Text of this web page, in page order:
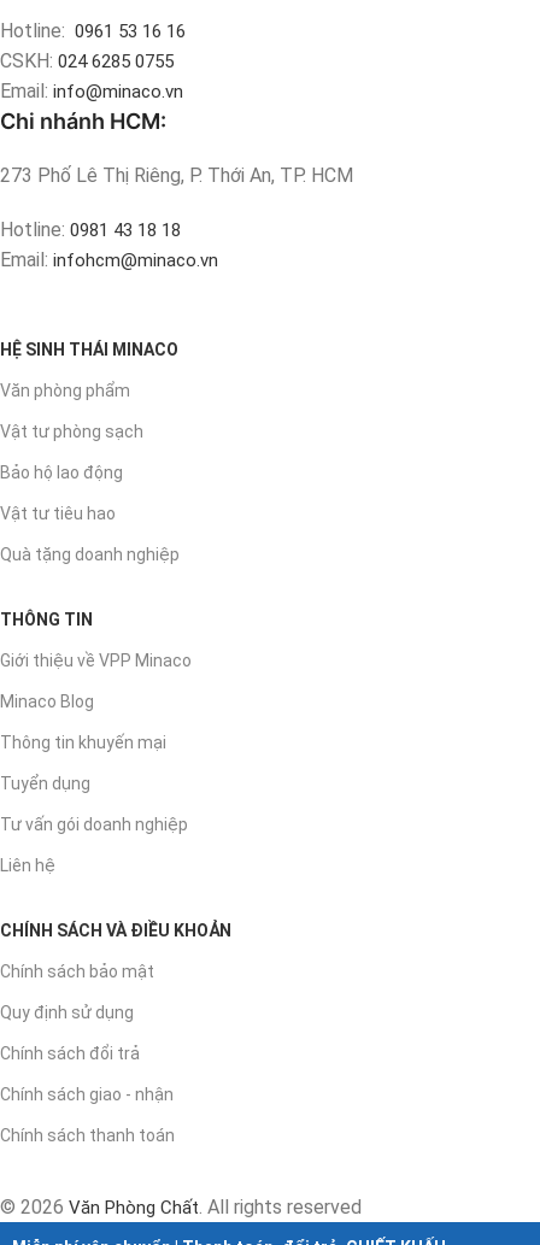
Hotline: 0961 53 16 16
CSKH: 024 6285 0755
Email: info@minaco.vn
Chi nhánh HCM:
273 Phố Lê Thị Riêng, P. Thới An, TP. HCM
Hotline: 0981 43 18 18
Email: infohcm@minaco.vn
HỆ SINH THÁI MINACO
Văn phòng phẩm
Vật tư phòng sạch
Bảo hộ lao động
Vật tư tiêu hao
Quà tặng doanh nghiệp
THÔNG TIN
Giới thiệu về VPP Minaco
Minaco Blog
Thông tin khuyến mại
Tuyển dụng
Tư vấn gói doanh nghiệp
Liên hệ
CHÍNH SÁCH VÀ ĐIỀU KHOẢN
Chính sách bảo mật
Quy định sử dụng
Chính sách đổi trả
Chính sách giao - nhận
Chính sách thanh toán
© 2026 Văn Phòng Chất. All rights reserved